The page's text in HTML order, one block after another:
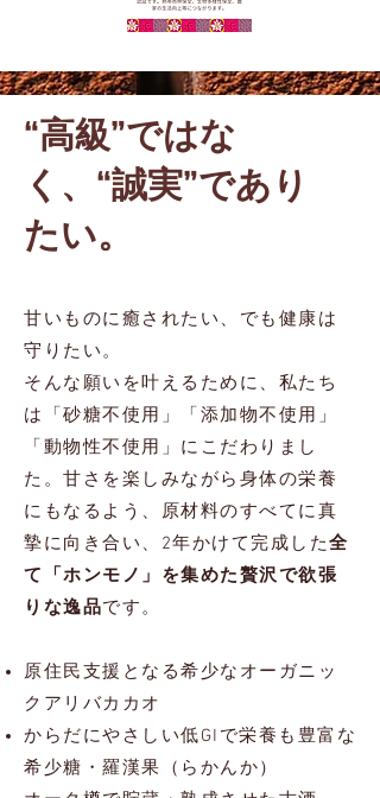
“高級”ではな
く、“誠実”であり
たい。
甘いものに癒されたい、でも健康は
守りたい。
そんな願いを叶えるために、私たち
は「砂糖不使用」「添加物不使用」
「動物性不使用」にこだわりまし
た。甘さを楽しみながら身体の栄養
にもなる よう、原材料のすべて に真
摯に向き合い、2年かけて完成した全
て「ホンモノ」を集めた贅沢で欲張
りな逸品です。
原住民支援となる希少なオーガニッ
クアリバカカオ
からだにやさしい低GIで栄養も豊富な
希少糖・羅漢果（らかんか）